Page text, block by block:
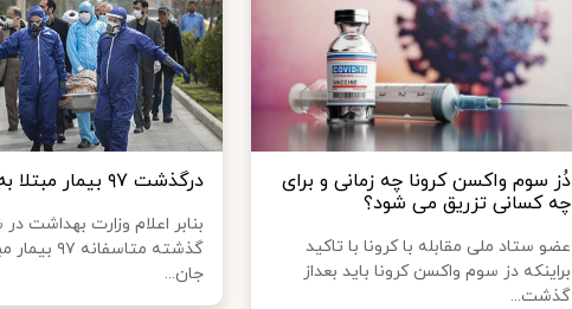
دُز سوم واکسن کرونا چه زمانی و برای
چه کسانی تزریق می شود؟
عضو ستاد ملی مقابله با کرونا با تاکید
براینکه دز سوم واکسن کرونا باید بعداز
گذشت...
درگذشت ۹۷ بیمار مبتلا به کرونا
بنابر اعلام وزارت بهداشت در
گذشته
جان...